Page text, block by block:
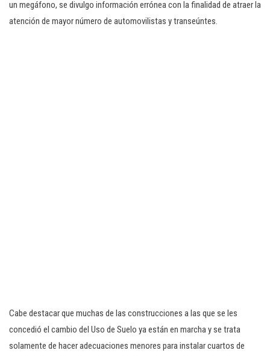
un megáfono, se divulgo información errónea con la finalidad de atraer la
atención de mayor número de automovilistas y transeúntes.
Cabe destacar que muchas de las construcciones a las que se les
concedió el cambio del Uso de Suelo ya están en marcha y se trata
solamente de hacer adecuaciones menores para instalar cuartos de